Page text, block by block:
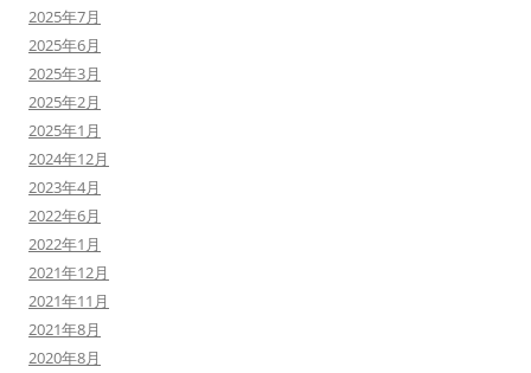
2025年7月
2025年6月
2025年3月
2025年2月
2025年1月
2024年12月
2023年4月
2022年6月
2022年1月
2021年12月
2021年11月
2021年8月
2020年8月